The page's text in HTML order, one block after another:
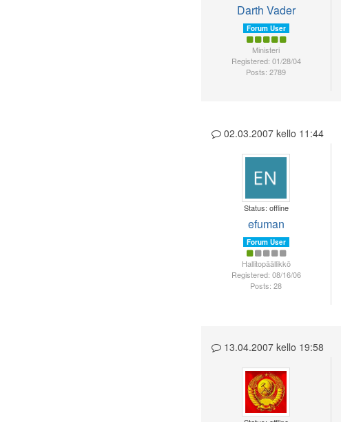
Darth Vader
Forum User
Ministeri
Registered: 01/28/04
Posts: 2789
02.03.2007 kello 11:44
Status: offline
efuman
Forum User
Hallitopäällikkö
Registered: 08/16/06
Posts: 28
13.04.2007 kello 19:58